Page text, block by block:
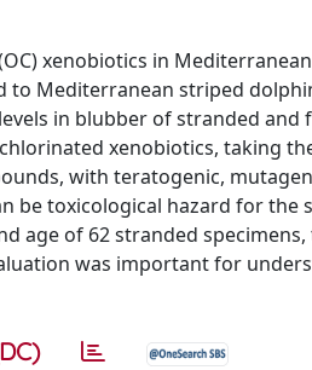
xenobiotics in
Mediterranean striped
in blubber of stranded and
xenobiotics, taking
with teratogenic,
be toxicological hazard for the
age of 62 stranded
was important for